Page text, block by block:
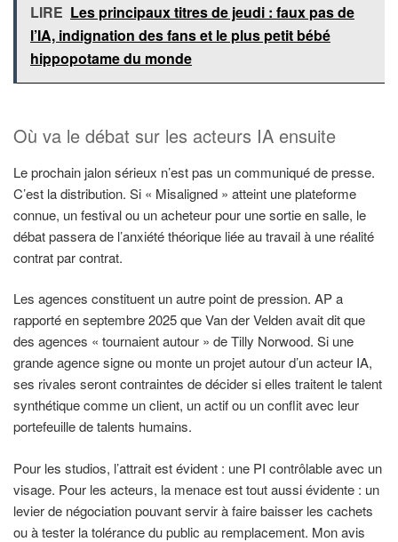
LIRE Les principaux titres de jeudi : faux pas de
l’IA, indignation des fans et le plus petit bébé
hippopotame du monde
Où va le débat sur les acteurs IA ensuite
Le prochain jalon sérieux n’est pas un communiqué de presse.
C’est la distribution. Si « Misaligned » atteint une plateforme
connue, un festival ou un acheteur pour une sortie en salle, le
débat passera de l’anxiété théorique liée au travail à une réalité
contrat par contrat.
Les agences constituent un autre point de pression. AP a
rapporté en septembre 2025 que Van der Velden avait dit que
des agences « tournaient autour » de Tilly Norwood. Si une
grande agence signe ou monte un projet autour d’un acteur IA,
ses rivales seront contraintes de décider si elles traitent le talent
synthétique comme un client, un actif ou un conflit avec leur
portefeuille de talents humains.
Pour les studios, l’attrait est évident : une PI contrôlable avec un
visage. Pour les acteurs, la menace est tout aussi évidente : un
levier de négociation pouvant servir à faire baisser les cachets
ou à tester la tolérance du public au remplacement. Mon avis